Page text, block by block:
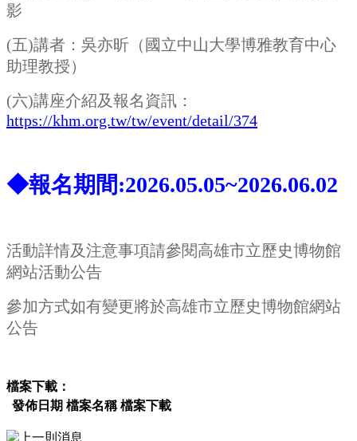
影
(五)講者：吳亦昕（國立中山大學博雅教育中心
助理教授）
(六)講座介紹及報名資訊：
https://khm.org.tw/tw/event/detail/374
◆報名期間:2026.05.05~2026.06.02
活動詳情及注意事項請參閱高雄市立歷史博物館
網站活動公告
參加方式如有變更將於高雄市立歷史博物館網站
公告
檔案下載：
發佈日期 檔案名稱 檔案下載